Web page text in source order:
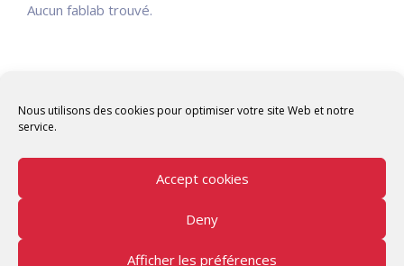
Nous utilisons des cookies pour optimiser votre site Web et notre
service.
Accept cookies
Deny
Afficher les préférences
Aucun fablab trouvé.
Copyright © 2026 Tunisian Fablabs Tous droits
réservés.